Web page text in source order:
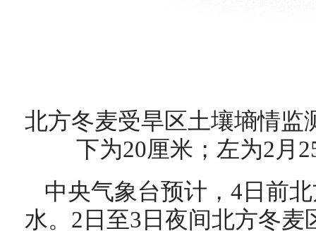
北方冬麦受旱区土壤墒情监
下为20厘米；左为2月
中央气象台预计，4日前
水。2日至3日夜间北方冬